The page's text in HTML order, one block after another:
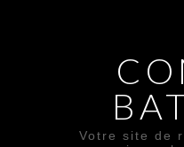
Votre site de